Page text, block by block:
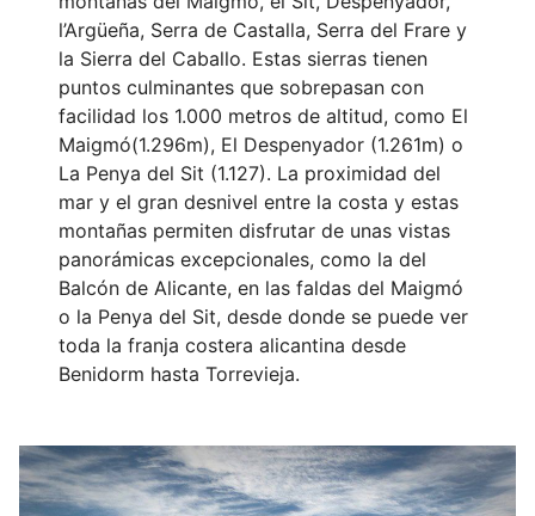
l’Argüeña, Serra de Castalla, Serra del Frare y
la Sierra del Caballo. Estas sierras tienen
puntos culminantes que sobrepasan con
facilidad los 1.000 metros de altitud, como El
Maigmó(1.296m), El Despenyador (1.261m) o
La Penya del Sit (1.127). La proximidad del
mar y el gran desnivel entre la costa y estas
montañas permiten disfrutar de unas vistas
panorámicas excepcionales, como la del
Balcón de Alicante, en las faldas del Maigmó
o la Penya del Sit, desde donde se puede ver
toda la franja costera alicantina desde
Benidorm hasta Torrevieja.